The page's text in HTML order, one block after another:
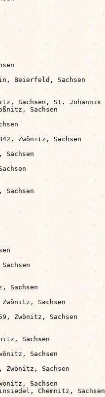
Beierfeld, Sachsen
Sachsen, St. Johannis
Sachsen
Zwönitz, Sachsen
Sachsen
Sachsen
Sachsen
Sachsen
Zwönitz, Sachsen
Sachsen
Sachsen
Zwönitz, Sachsen
Sachsen
Chemnitz, Sachsen